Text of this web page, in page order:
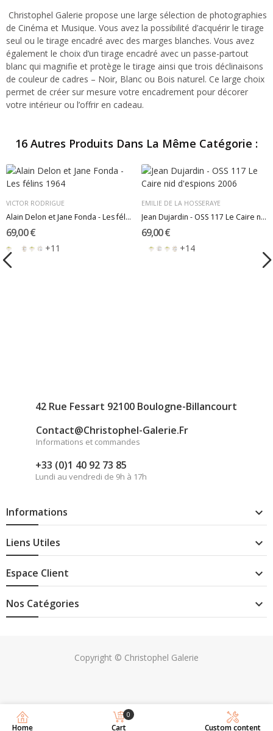
Home
0
Cart Custom content
Christophel Galerie propose une large sélection de photographies
de Cinéma et Musique. Vous avez la possibilité d’acquérir le tirage
seul ou le tirage encadré avec des marges blanches. Vous avez
également le choix d’un tirage encadré avec un passe-partout
blanc qui magnifie et protège le tirage ainsi que trois déclinaisons
de couleur de cadres – Noir, Blanc ou Bois naturel. Ce large choix
permet de créer sur mesure votre encadrement pour décorer
votre intérieur ou l’offrir en cadeau.
16 Autres Produits Dans La Même Catégorie :
VICTOR RODRIGUE
Alain Delon et Jane Fonda - Les félins 1964
69,00 €
+11
EMILIE DE LA HOSSERAYE
Jean Dujardin - OSS 117 Le Caire nid d'espions...
69,00 €
+14
42 Rue Fessart 92100 Boulogne-Billancourt
Contact@christophel-Galerie.fr
Informations et commandes
+33 (0)1 40 92 73 85
Lundi au vendredi de 9h à 17h
Informations 
Liens Utiles 
Espace Client 
Nos Catégories 
Copyright © Christophel Galerie